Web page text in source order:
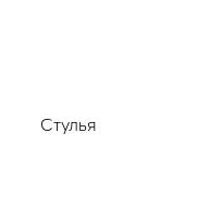
Стулья